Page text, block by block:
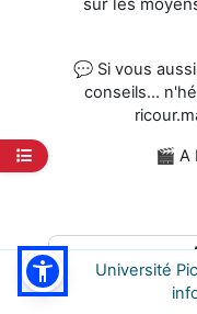
Ouvrir l’index du cours
💬 Si vous
conseils...
🎬​ A
Université